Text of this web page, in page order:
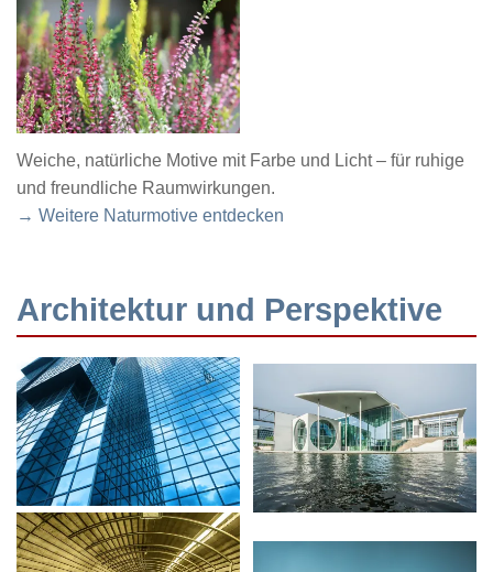
Weiche, natürliche Motive mit Farbe und Licht – für ruhige
und freundliche Raumwirkungen.
→ Weitere Naturmotive entdecken
Architektur und Perspektive